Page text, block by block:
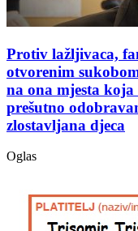
Protiv lažljivaca,
otvorenim
na ona mjesta
prešutno
zlostavljana djeca
Oglas